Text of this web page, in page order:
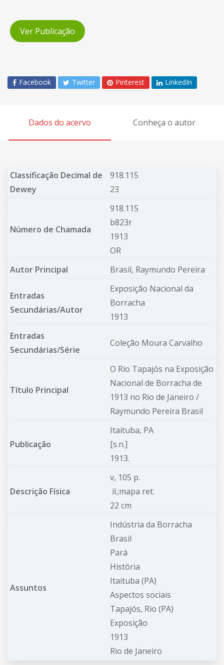
Ver Publicação
Facebook Twitter Pinterest LinkedIn
Dados do acervo Conheça o autor
Classificação Decimal de
Dewey
918.115
23
Número de Chamada
918.115
b823r
1913
OR
Autor Principal
Brasil, Raymundo Pereira
Entradas
Secundárias/Autor
Exposição Nacional da
Borracha
1913
Entradas
Secundárias/Série
Coleção Moura Carvalho
Título Principal
O Rio Tapajós na Exposição
Nacional de Borracha de
1913 no Rio de Janeiro /
Raymundo Pereira Brasil
Publicação
Itaituba, PA
[s.n.]
1913.
Descrição Física
v, 105 p.
il.;mapa ret.
22 cm
Assuntos
Indústria da Borracha
Brasil
Pará
História
Itaituba (PA)
Aspectos sociais
Tapajós, Rio (PA)
Exposição
1913
Rio de Janeiro